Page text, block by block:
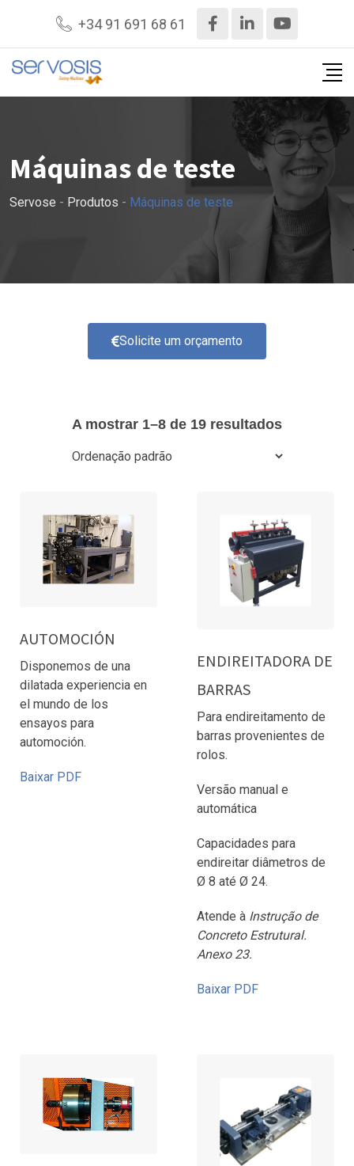
+34 91 691 68 61
Máquinas de teste
Servose - Produtos - Máquinas de teste
Solicite um orçamento
A mostrar 1–8 de 19 resultados
AUTOMOCIÓN
Disponemos de una
dilatada experiencia en
el mundo de los
ensayos para
automoción.
Baixar PDF
ENDIREITADORA DE
BARRAS
Para endireitamento de
barras provenientes de
rolos.
Versão manual e
automática
Capacidades para
endireitar diâmetros de
Ø 8 até Ø 24.
Atende à Instrução de
Concreto Estrutural.
Anexo 23.
Baixar PDF